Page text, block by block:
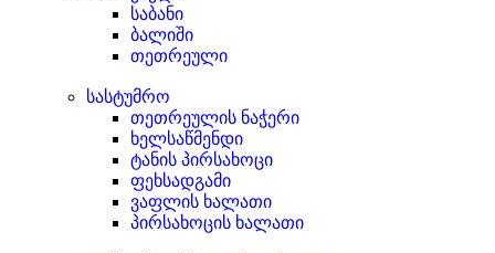
საბანი
ბალიში
თეთრეული
სასტუმრო
თეთრეულის ნაჭერი
ხელსაწმენდი
ტანის პირსახოცი
ფეხსადგამი
ვაფლის ხალათი
პირსახოცის ხალათი